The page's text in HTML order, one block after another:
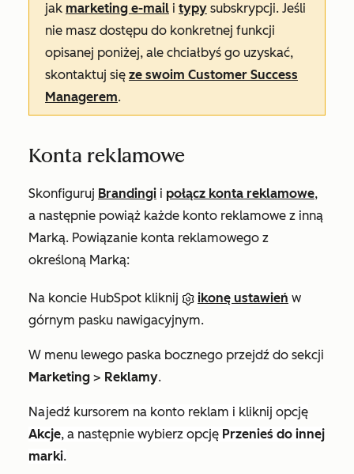
jak marketing e-mail i typy subskrypcji. Jeśli
nie masz dostępu do konkretnej funkcji
opisanej poniżej, ale chciałbyś go uzyskać,
skontaktuj się ze swoim Customer Success
Managerem.
Konta reklamowe
Skonfiguruj Brandingi i połącz konta reklamowe,
a następnie powiąż każde konto reklamowe z inną
Marką. Powiązanie konta reklamowego z
określoną Marką:
Na koncie HubSpot kliknij ikonę ustawień w
górnym pasku nawigacyjnym.
W menu lewego paska bocznego przejdź do sekcji
Marketing > Reklamy.
Najedź kursorem na konto reklam i kliknij opcję
Akcje, a następnie wybierz opcję Przenieś do innej
marki.